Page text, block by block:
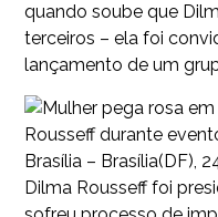
quando soube que
terceiros – ela foi
lançamento de um
Rousseff durante
Brasília – Brasília(DF),
Dilma Rousseff foi